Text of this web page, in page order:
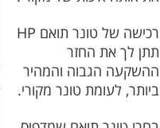
רכישה של טונר תואם HP
תתן לך את החזר
ההשקעה הגבוה והמהיר
ביותר, לעומת טונר מקורי.